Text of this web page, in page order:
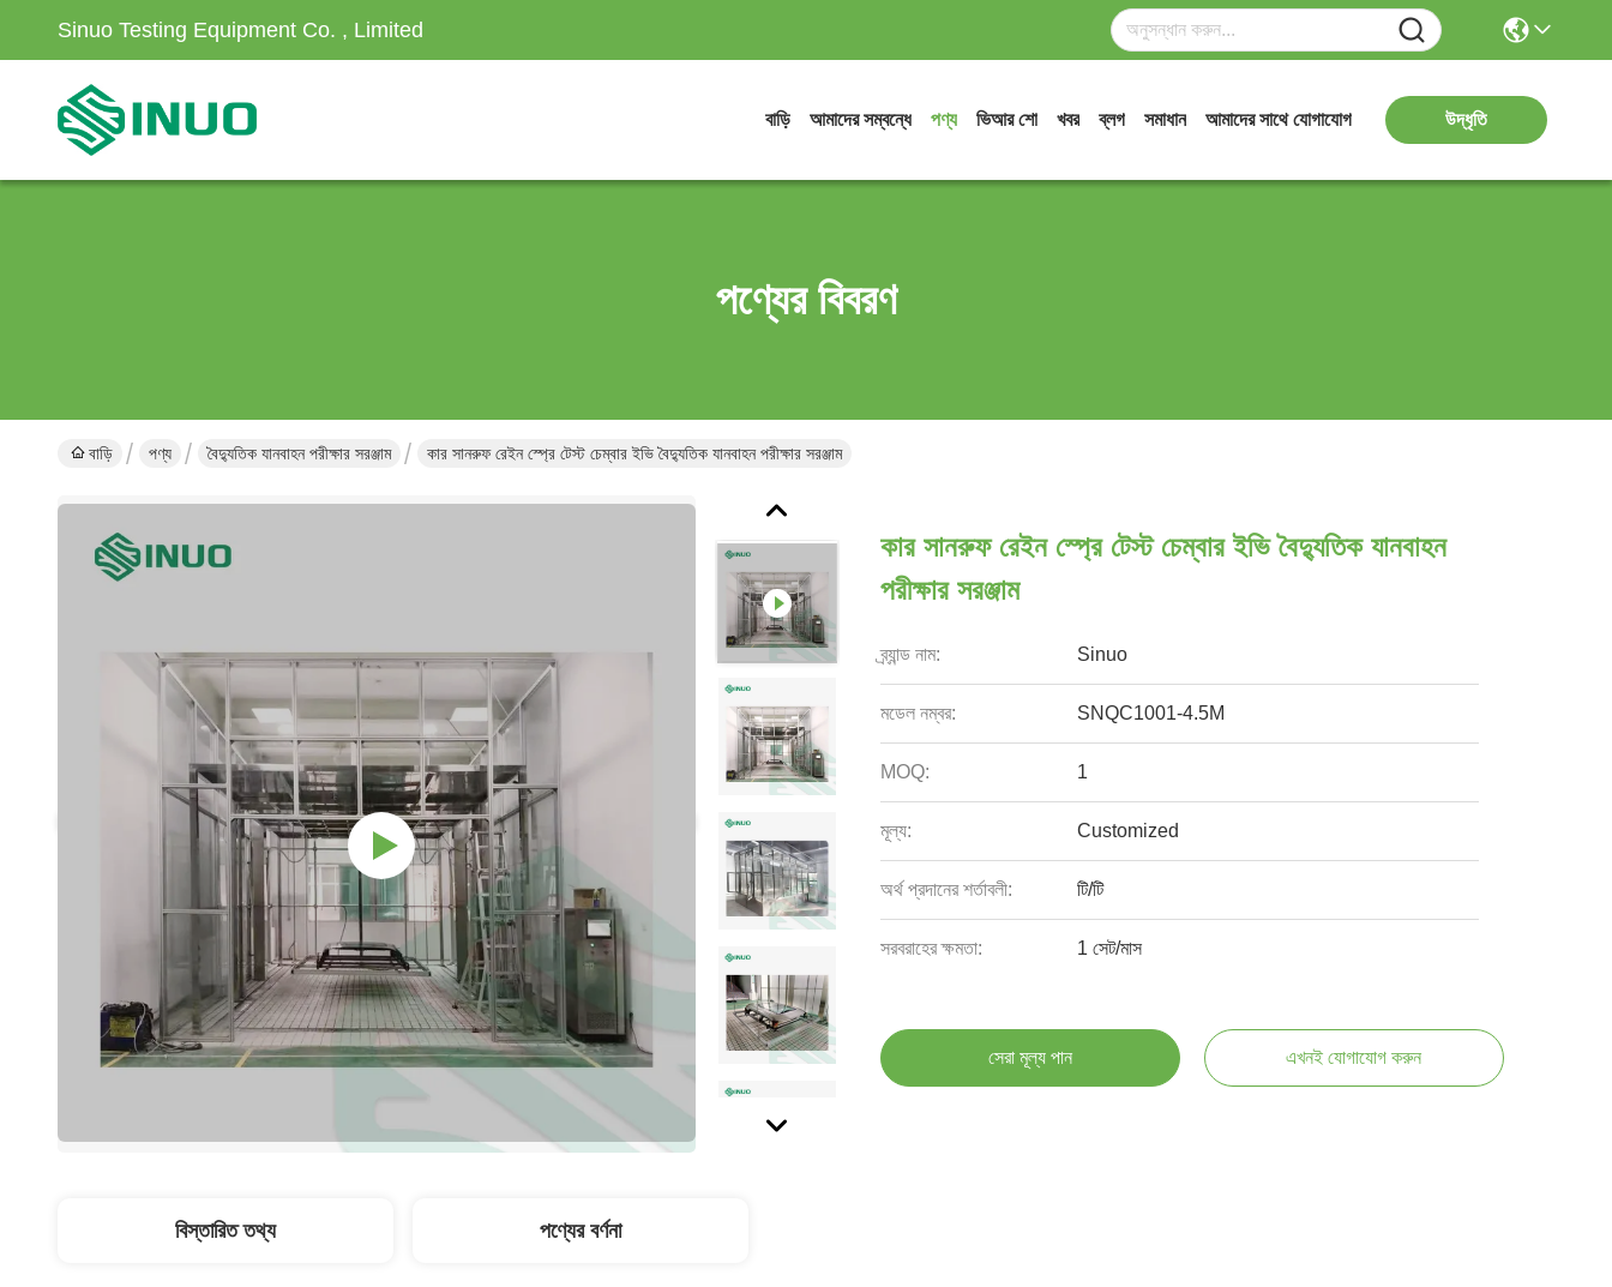
Sinuo Testing Equipment Co. , Limited
বাড়ি আমাদের সম্বন্ধে পণ্য ভিআর শো খবর ব্লগ সমাধান আমাদের সাথে যোগাযোগ উদ্ধৃতি
পণ্যের বিবরণ
বাড়ি পণ্য বৈদ্যুতিক যানবাহন পরীক্ষার সরঞ্জাম কার সানরুফ রেইন স্প্রে টেস্ট চেম্বার ইভি বৈদ্যুতিক যানবাহন পরীক্ষার সরঞ্জাম
কার সানরুফ রেইন স্প্রে টেস্ট চেম্বার ইভি বৈদ্যুতিক যানবাহন
পরীক্ষার সরঞ্জাম
ব্র্যান্ড নাম: Sinuo
মডেল নম্বর: SNQC1001-4.5M
MOQ: 1
মূল্য: Customized
অর্থ প্রদানের শর্তাবলী: টি/টি
সরবরাহের ক্ষমতা: 1 সেট/মাস
সেরা মূল্য পান এখনই যোগাযোগ করুন
বিস্তারিত তথ্য পণ্যের বর্ণনা